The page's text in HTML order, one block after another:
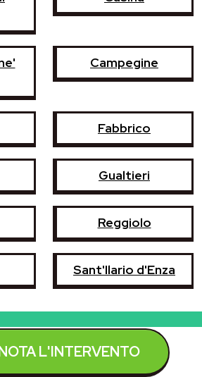
L'INTERVENTO
Campegine
Fabbrico
Gualtieri
Reggiolo
Sant'Ilario d'Enza
l'intervento